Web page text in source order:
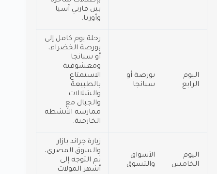
بين قارتي آسيا
وأوربا.
اليوم
الرابع
بورصة أو
سبانجا
رحلة يوم كامل إلى
بورصة الخضراء،
أو سبانجا
ومعشوقية
الاستمتاع
بالطبيعة
والشلالات
والجبال مع
ممارسة الأنشطة
الخارجية.
اليوم
الخامس
الأسواق
والتسوق
زيارة جراند بازار
والسوق المصري،
ثم التوجه إلى
أشهر المولات